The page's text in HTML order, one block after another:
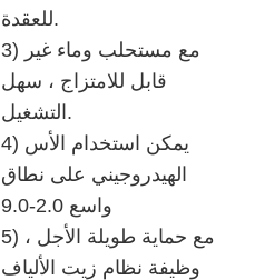
للعقدة.
3) مع مستحلب وماء غير
قابل للامتزاج ، سهل
التشغيل.
4) يمكن استخدام الأس
الهيدروجيني على نطاق
واسع 2.0-9.0
5) مع حماية طويلة الأجل ،
وظيفة نظام زيت الألياف